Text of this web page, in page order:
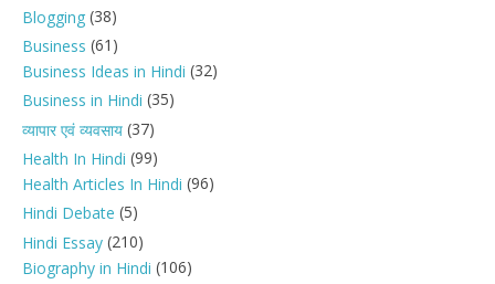
Blogging (38)
Business (61)
Business Ideas in Hindi (32)
Business in Hindi (35)
व्यापार एवं व्यवसाय (37)
Health In Hindi (99)
Health Articles In Hindi (96)
Hindi Debate (5)
Hindi Essay (210)
Biography in Hindi (106)